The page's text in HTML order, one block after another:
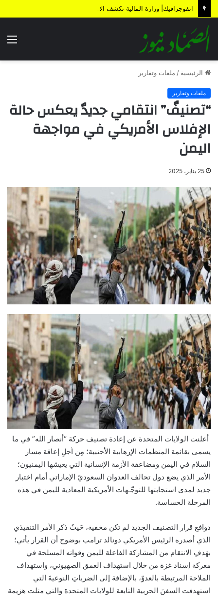
الرئيسية / ملفات وتقارير
ملفات وتقارير
“تصنيفٌ” انتقامي جديدٌ يعكس حالة
الإفلاس الأمريكي في مواجهة
اليمن
25 يناير، 2025
أعلنت الولايات المتحدة عن إعادة تصنيف حركة “أنصار الله” في ما
يسمى بقائمة المنظمات الإرهابية الأجنبية؛ مِن أجلِ إعاقة مسار
السلام في اليمن ومضاعفة الأزمة الإنسانية التي يعيشها اليمنيون؛
الأمر الذي يضع دول تحالف العدوان السعوديّ الإماراتي أمام اختبار
جديد لمدى استجابتها للتوجّـهات الأمريكية المعادية لليمن في هذه
المرحلة الحساسة.
دوافع قرار التصنيف الجديد لم تكن مخفية، حَيثُ ذكر الأمر التنفيذي
الذي أصدره الرئيس الأمريكي دونالد ترامب بوضوح أن القرار يأتي؛
بهَدفِ الانتقام من المشاركة الفاعلة لليمن وقواته المسلحة في
معركة إسناد غزة من خلال استهداف العمق الصهيوني، واستهداف
الملاحة المرتبطة بالعدوّ، بالإضافة إلى الضرباتِ النوعيةَ التي
استهدفت السفنَ الحربية التابعة للولايات المتحدة والتي مثلت هزيمة